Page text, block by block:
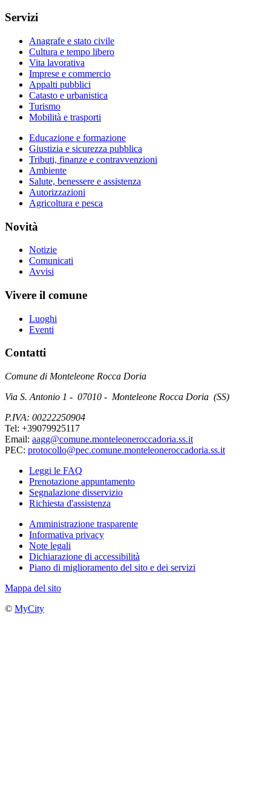
Servizi
Anagrafe e stato civile
Cultura e tempo libero
Vita lavorativa
Imprese e commercio
Appalti pubblici
Catasto e urbanistica
Turismo
Mobilità e trasporti
Educazione e formazione
Giustizia e sicurezza pubblica
Tributi, finanze e contravvenzioni
Ambiente
Salute, benessere e assistenza
Autorizzazioni
Agricoltura e pesca
Novità
Notizie
Comunicati
Avvisi
Vivere il comune
Luoghi
Eventi
Contatti
Comune di Monteleone Rocca Doria
Via S. Antonio 1 - 07010 - Monteleone Rocca Doria (SS)
P.IVA: 00222250904
Tel: +39079925117
Email: aagg@comune.monteleoneroccadoria.ss.it
PEC: protocollo@pec.comune.monteleoneroccadoria.ss.it
Leggi le FAQ
Prenotazione appuntamento
Segnalazione disservizio
Richiesta d'assistenza
Amministrazione trasparente
Informativa privacy
Note legali
Dichiarazione di accessibilità
Piano di miglioramento del sito e dei servizi
Mappa del sito
© MyCity